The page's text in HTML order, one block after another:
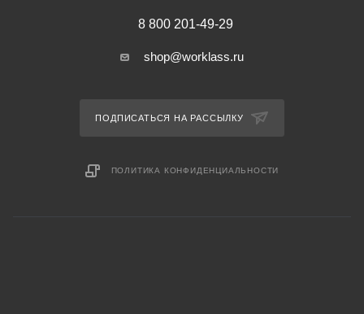
8 800 201-49-29
shop@worklass.ru
ПОДПИСАТЬСЯ НА РАССЫЛКУ
ПОЛИТИКА КОНФИДЕНЦИАЛЬНОСТИ